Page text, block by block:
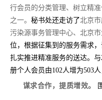
行会员的分类管理、树立精
之一。 秘书处还走访了北京
污染源事务管理中心、北京
位， 根据征集到的服务需求，
扎实推进精准服务的送达。与
册个人会员由102人增为503
谋求合作，提质增效。